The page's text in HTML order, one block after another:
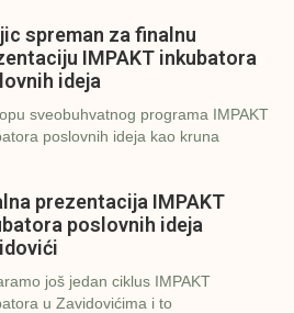
spreman za finalnu
IMPAKT inkubatora
ideja
sveobuhvatnog programa IMPAKT
poslovnih ideja kao kruna
prezentacija IMPAKT
poslovnih ideja
još jedan ciklus IMPAKT
u Zavidovićima i to